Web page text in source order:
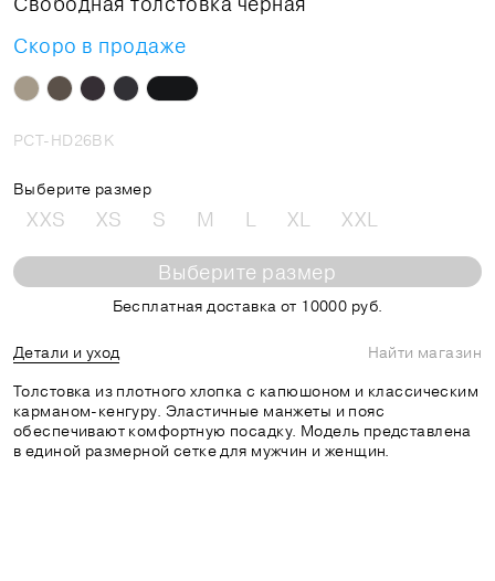
Скоро в продаже
PCT-HD26BK
Выберите размер
XXS XS S M L XL XXL
Выберите размер
Бесплатная доставка от 10000 руб.
Детали и уход
Найти магазин
Толстовка из плотного хлопка с капюшоном и классическим
карманом-кенгуру. Эластичные манжеты и пояс
обеспечивают комфортную посадку. Модель представлена
в единой размерной сетке для мужчин и женщин.